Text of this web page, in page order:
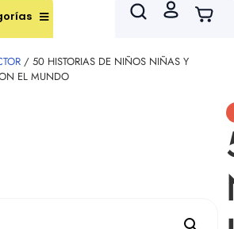
/ 50 HISTORIAS DE NIÑOS NIÑAS Y
EL MUNDO